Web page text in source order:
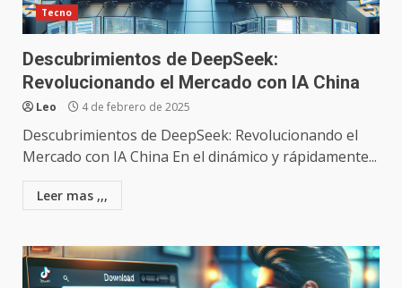
Tecno
Descubrimientos de DeepSeek:
Revolucionando el Mercado con IA China
Leo 4 de febrero de 2025
Descubrimientos de DeepSeek: Revolucionando el
Mercado con IA China En el dinámico y rápidamente...
Leer mas ,,,